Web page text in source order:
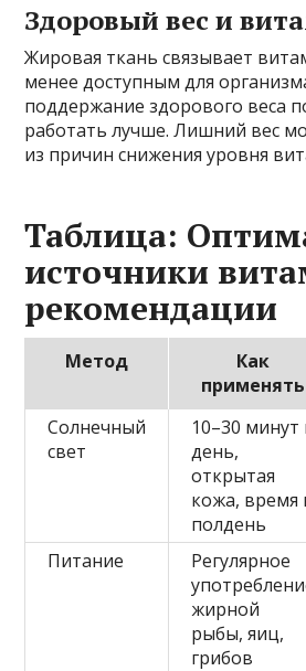
Здоровый вес и
Жировая ткань связывает
менее доступным для
поддержание здорового веса
работать лучше. Лишний вес
из причин снижения уровня
Таблица:
источники
рекомендации
Метод
Как
применять
Солнечный
свет
10–30 минут
день,
открытая
кожа, время
полдень
Питание
Регулярное
жирной
рыбы, яиц,
грибов